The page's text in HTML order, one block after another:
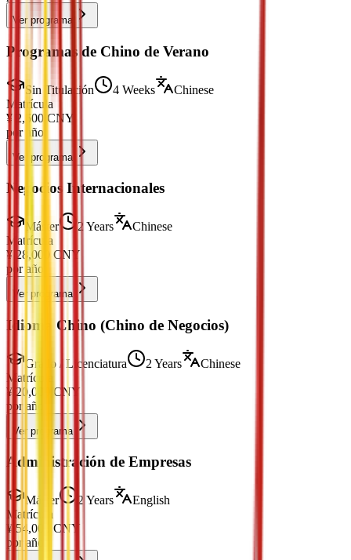
Ver programa
Programas de Chino de Verano
Sin Titulación 4 Weeks
Chinese
Matrícula
¥ 2,600 CNY
por año
Ver programa
Negocios Internacionales
Máster 2 Years
Chinese
Matrícula
¥ 28,000
CNY
por año
Ver programa
Idioma Chino (Chino de Negocios)
Grado / Licenciatura 2 Years
Chinese
Matrícula
¥ 20,000
CNY
por año
Ver programa
Administración de Empresas
Máster 2 Years
English
Matrícula
¥ 54,000
CNY
por año